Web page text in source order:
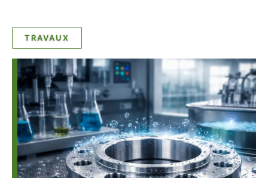
TRAVAUX